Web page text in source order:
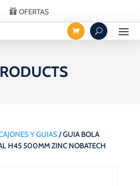
OFERTAS
Y GUIAS/ GUIA BOLA
H45 500MM ZINC NOBATECH